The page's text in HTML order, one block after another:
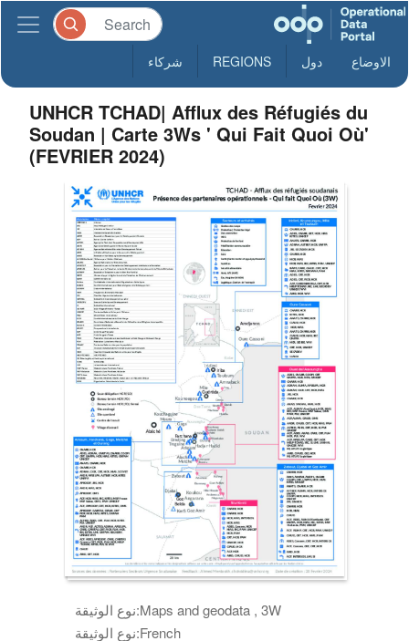
الاوضاع دول REGIONS شركاء
UNHCR TCHAD| Afflux des Réfugiés du
Soudan | Carte 3Ws ' Qui Fait Quoi Où'
(FEVRIER 2024)
نوع الوثيقة:Maps and geodata , 3W
نوع الوثيقة:French